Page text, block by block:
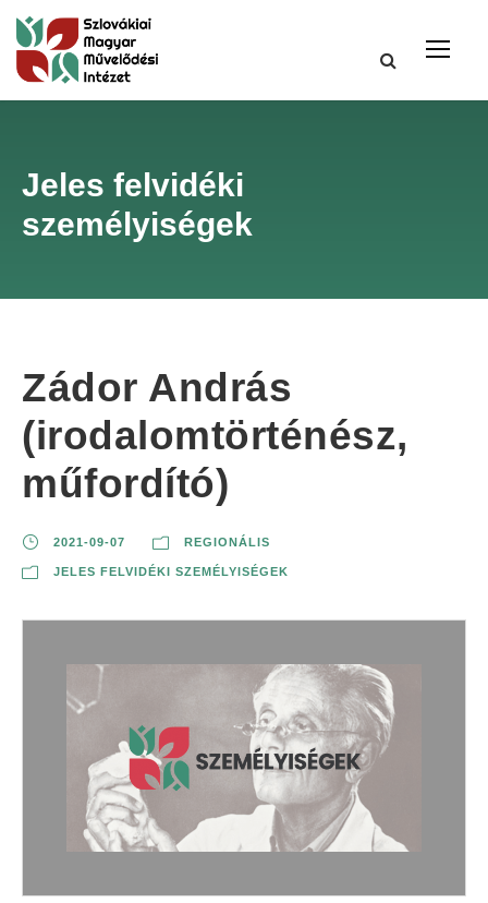
Jeles felvidéki
személyiségek
Zádor András
(irodalomtörténész,
műfordító)
2021-09-07 REGIONÁLIS
JELES FELVIDÉKI SZEMÉLYISÉGEK